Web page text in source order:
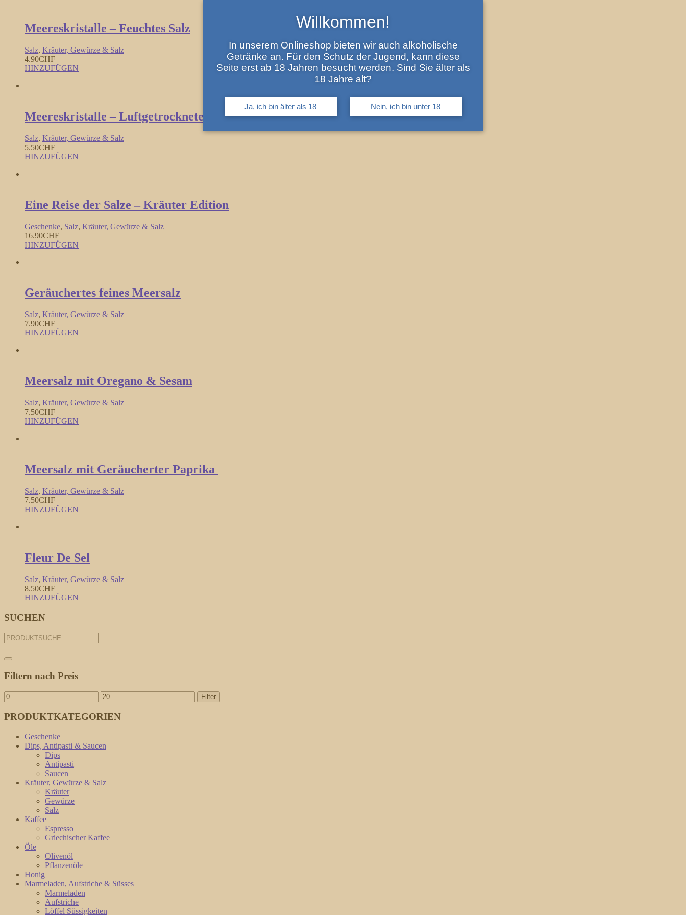
Meereskristalle – Feuchtes Salz
Salz, Kräuter, Gewürze & Salz
4.90CHF
HINZUFÜGEN
Meereskristalle – Luftgetrocknetes Salz
Salz, Kräuter, Gewürze & Salz
5.50CHF
HINZUFÜGEN
Eine Reise der Salze – Kräuter Edition
Geschenke, Salz, Kräuter, Gewürze & Salz
16.90CHF
HINZUFÜGEN
Geräuchertes feines Meersalz
Salz, Kräuter, Gewürze & Salz
7.90CHF
HINZUFÜGEN
Meersalz mit Oregano & Sesam
Salz, Kräuter, Gewürze & Salz
7.50CHF
HINZUFÜGEN
Meersalz mit Geräucherter Paprika
Salz, Kräuter, Gewürze & Salz
7.50CHF
HINZUFÜGEN
Fleur De Sel
Salz, Kräuter, Gewürze & Salz
8.50CHF
HINZUFÜGEN
SUCHEN
Filtern nach Preis
Filter
PRODUKTKATEGORIEN
Geschenke
Dips, Antipasti & Saucen
Dips
Antipasti
Saucen
Kräuter, Gewürze & Salz
Kräuter
Gewürze
Salz
Kaffee
Espresso
Griechischer Kaffee
Öle
Olivenöl
Pflanzenöle
Honig
Marmeladen, Aufstriche & Süsses
Marmeladen
Aufstriche
Löffel Süssigkeiten
Willkommen!
In unserem Onlineshop bieten wir auch alkoholische
Getränke an. Für den Schutz der Jugend, kann diese
Seite erst ab 18 Jahren besucht werden. Sind Sie älter als
18 Jahre alt?
Ja, ich bin älter als 18 Nein, ich bin unter 18